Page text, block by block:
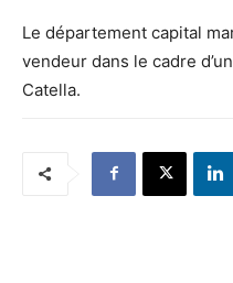
Le département capital
vendeur dans le cadre
Catella.